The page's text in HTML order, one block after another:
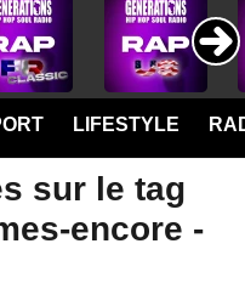
LIFESTYLE
sur le tag
encore -